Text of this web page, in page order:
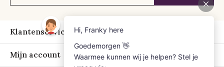
Klantenservice
Mijn account